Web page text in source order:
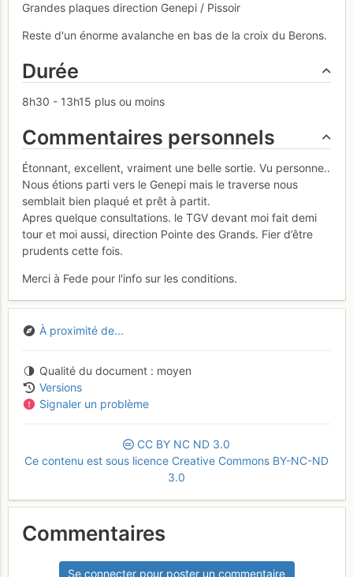
Grandes plaques direction Genepi / Pissoir
Reste d'un énorme avalanche en bas de la croix du Berons.
Durée
8h30 - 13h15 plus ou moins
Commentaires personnels
Étonnant, excellent, vraiment une belle sortie. Vu personne..
Nous étions parti vers le Genepi mais le traverse nous
semblait bien plaqué et prêt à partit.
Apres quelque consultations. le TGV devant moi fait demi
tour et moi aussi, direction Pointe des Grands. Fier d’être
prudents cette fois.
Merci à Fede pour l'info sur les conditions.
À proximité de...
Qualité du document
moyen
Versions
Signaler un problème
CC BY NC ND 3.0
Ce contenu est sous licence Creative Commons BY-NC-ND
3.0
Commentaires
Se connecter pour poster un commentaire